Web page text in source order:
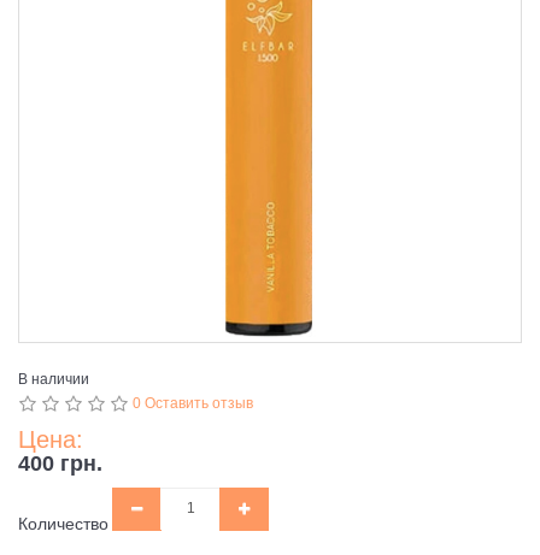
В наличии
0 Оставить отзыв
Цена:
400 грн.
Количество